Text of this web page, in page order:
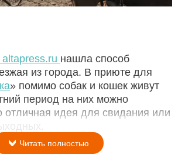
altapress.ru нашла способ
из города. В приюте для
» помимо собак и кошек живут
период на них можно
отличная идея для свидания или
Читать полностью